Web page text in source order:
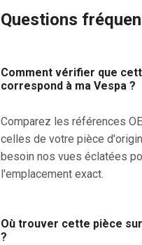
Questions
Comment vérifier que
correspond à ma Vespa ?
Comparez les références
celles de votre pièce
besoin nos vues éclatées
l'emplacement exact.
Où trouver cette pièce
?